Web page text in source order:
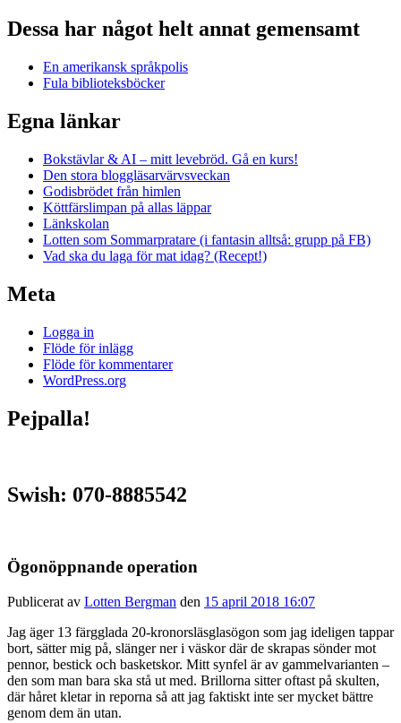
Dessa har något helt annat gemensamt
En amerikansk språkpolis
Fula biblioteksböcker
Egna länkar
Bokstävlar & AI – mitt levebröd. Gå en kurs!
Den stora bloggläsarvärvsveckan
Godisbrödet från himlen
Köttfärslimpan på allas läppar
Länkskolan
Lotten som Sommarpratare (i fantasin alltså: grupp på FB)
Vad ska du laga för mat idag? (Recept!)
Meta
Logga in
Flöde för inlägg
Flöde för kommentarer
WordPress.org
Pejpalla!
Swish: 070-8885542
Ögonöppnande operation
Publicerat av Lotten Bergman den 15 april 2018 16:07
Jag äger 13 färgglada 20-kronorsläsglasögon som jag ideligen tappar
bort, sätter mig på, slänger ner i väskor där de skrapas sönder mot
pennor, bestick och basketskor. Mitt synfel är av gammelvarianten –
den som man bara ska stå ut med. Brillorna sitter oftast på skulten,
där håret kletar in reporna så att jag faktiskt inte ser mycket bättre
genom dem än utan.